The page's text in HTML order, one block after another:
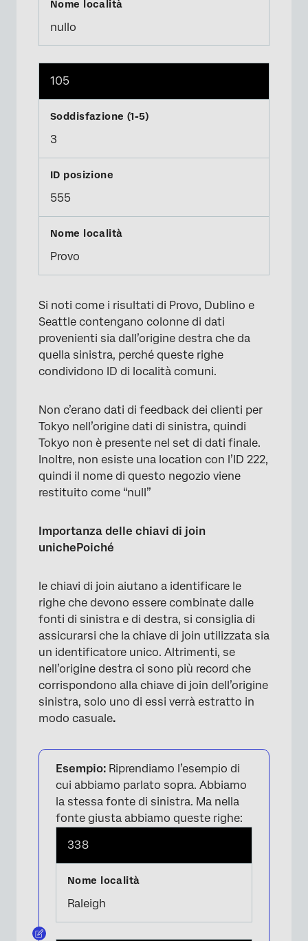
nullo
105
3
555
Provo
Si noti come i risultati di Provo, Dublino e
Seattle contengano colonne di dati
provenienti sia dall’origine destra che da
quella sinistra, perché queste righe
condividono ID di località comuni.
Non c’erano dati di feedback dei clienti per
Tokyo nell’origine dati di sinistra, quindi
Tokyo non è presente nel set di dati finale.
Inoltre, non esiste una location con l’ID 222,
quindi il nome di questo negozio viene
restituito come “null”
Importanza delle chiavi di join
unichePoiché
le chiavi di join aiutano a identificare le
righe che devono essere combinate dalle
fonti di sinistra e di destra, si consiglia di
assicurarsi che la chiave di join utilizzata sia
un identificatore unico. Altrimenti, se
nell’origine destra ci sono più record che
corrispondono alla chiave di join dell’origine
sinistra, solo uno di essi verrà estratto in
modo casuale.
Esempio: Riprendiamo l’esempio di
cui abbiamo parlato sopra. Abbiamo
la stessa fonte di sinistra. Ma nella
fonte giusta abbiamo queste righe:
338
Raleigh